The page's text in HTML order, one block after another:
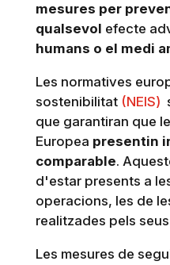
mesures per
qualsevol efecte
humans o el medi
Les normatives
sostenibilitat (NEIS)
que garantiran que
Europea presentin
comparable.
d'estar presents a
operacions, les de
realitzades pels
Les mesures de